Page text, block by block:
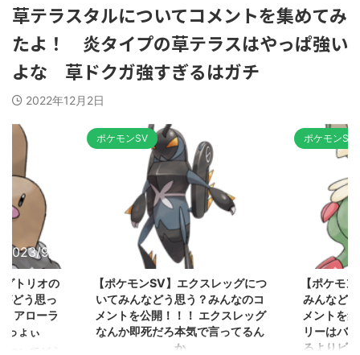
草テラスタルについてコメントを集めてみ
たよ！ 炎タイプの草テラスはやっぱ強い
よな 草ドクガ強すぎるはガチ
2022年12月2日
2023/9/8
トリオの
どう思っ
アローラ
っょぃ
ポケモンSV
【ポケモンSV】エクスレッグにつ
いてみんなどう思う？みんなのコ
メントを公開！！！ エクスレッグ
なんか即死だろ本気で言ってるん
か
ポケモンSV
【ポケモ
みんなど
メントを
リーはバ
るよりビ